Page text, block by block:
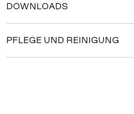
DOWNLOADS
PFLEGE UND REINIGUNG